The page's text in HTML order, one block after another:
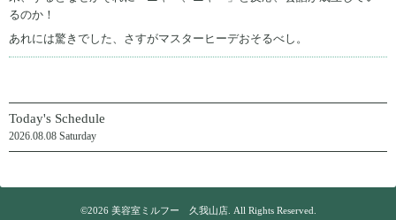
るのか！
あれには驚きでした、さすがマスターヒーデおそるべし。
Today's Schedule
2026.08.08 Saturday
©2026 美容室ミルフー 久我山店. All Rights Reserved.